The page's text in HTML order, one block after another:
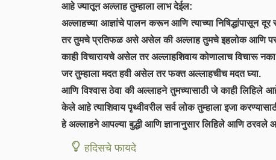
आहे ज्यातून अल्लाह तुम्हाला लाभ देईल:
अल्लाहच्या आज्ञांचे पालन करून आणि त्याच्या निषिद्धांपासून
तर तुमचे प्रतिफळ असे असेल की अल्लाह तुमचे इहलोक आणि
काही विचारायचे असेल तर अल्लाहशिवाय कोणालाच विचारू नका,
जर तुम्हाला मदत हवी असेल तर फक्त अल्लाहचीच मदत घ्या.
आणि विश्वास ठेवा की अल्लाहने तुमच्यासाठी जे काही लिहिले
केले आहे त्याशिवाय पृथ्वीवरील सर्व लोक तुम्हाला इजा
हे अल्लाहने आपल्या बुद्धी आणि ज्ञानानुसार लिहिले आणि
हदिसचे फायदे